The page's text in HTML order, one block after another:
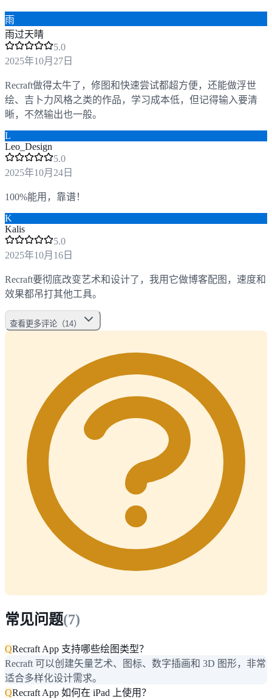
雨
雨过天晴
5.0
2025年10月27日
Recraft做得太牛了，修图和快速尝试都超方便，还能做浮世
绘、吉卜力风格之类的作品，学习成本低，但记得输入要清
晰，不然输出也一般。
L
Leo_Design
5.0
2025年10月24日
100%能用，靠谱！
K
Kalis
5.0
2025年10月16日
Recraft要彻底改变艺术和设计了，我用它做博客配图，速度和
效果都吊打其他工具。
查看更多评论（14）
常见问题(7)
QRecraft App 支持哪些绘图类型？
Recraft 可以创建矢量艺术、图标、数字插画和 3D 图形，非常
适合多样化设计需求。
QRecraft App 如何在 iPad 上使用？